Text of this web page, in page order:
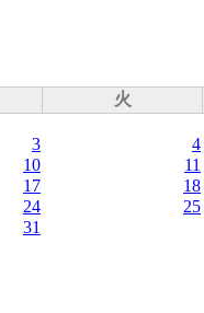
火
3
4
10
11
17
18
24
25
31